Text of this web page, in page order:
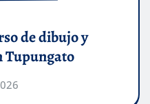
de dibujo y
Tupungato